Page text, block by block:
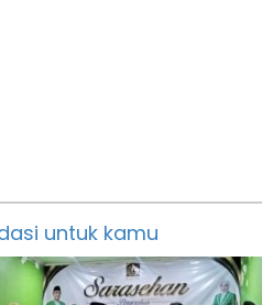
untuk kamu